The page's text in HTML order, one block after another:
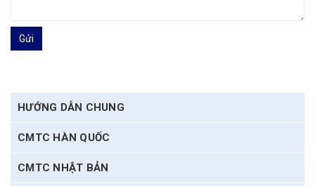
Gửi
HƯỚNG DẪN CHUNG
CMTC HÀN QUỐC
CMTC NHẬT BẢN